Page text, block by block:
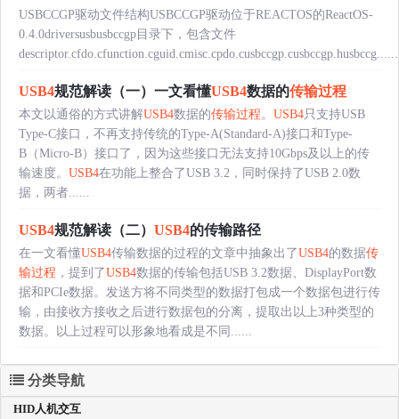
USBCCGP驱动文件结构USBCCGP驱动位于REACTOS的ReactOS-
0.4.0driversusbusbccgp目录下，包含文件
descriptor.cfdo.cfunction.cguid.cmisc.cpdo.cusbccgp.cusbccgp.husbccg......
USB4规范解读（一）一文看懂USB4数据的传输过程
本文以通俗的方式讲解USB4数据的传输过程 。 USB4只支持USB
Type-C接口，不再支持传统的Type-A(Standard-A)接口和Type-
B（Micro-B）接口了，因为这些接口无法支持10Gbps及以上的传
输速度。 USB4在功能上整合了USB 3.2，同时保持了USB 2.0数
据，两者......
USB4规范解读（二） USB4的传输路径
在一文看懂USB4传输数据的过程的文章中抽象出了USB4的数据传
输过程 ，提到了USB4数据的传输包括USB 3.2数据、DisplayPort数
据和PCIe数据。发送方将不同类型的数据打包成一个数据包进行传
输，由接收方接收之后进行数据包的分离，提取出以上3种类型的
数据。以上过程可以形象地看成是不同......
分类导航
HID人机交互